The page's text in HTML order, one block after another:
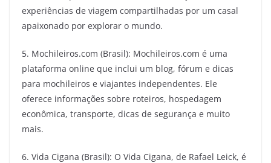
experiências de viagem compartilhadas por um casal
apaixonado por explorar o mundo.
5. Mochileiros.com (Brasil): Mochileiros.com é uma
plataforma online que inclui um blog, fórum e dicas
para mochileiros e viajantes independentes. Ele
oferece informações sobre roteiros, hospedagem
econômica, transporte, dicas de segurança e muito
mais.
6. Vida Cigana (Brasil): O Vida Cigana, de Rafael Leick, é